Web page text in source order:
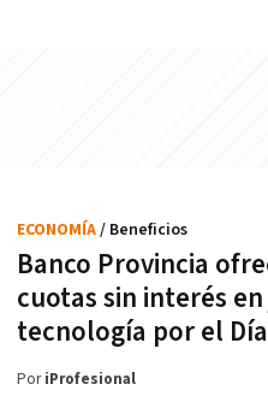
Banco Provincia
cuotas sin interés
tecnología por el
ECONOMÍA/ Beneficios
PoriProfesional